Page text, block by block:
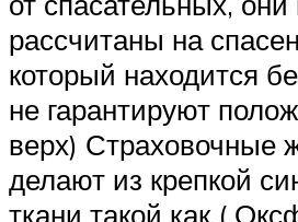
рассчитаны на
который находится
не гарантируют
верх) Страховочные
делают из крепкой
ткани такой как (